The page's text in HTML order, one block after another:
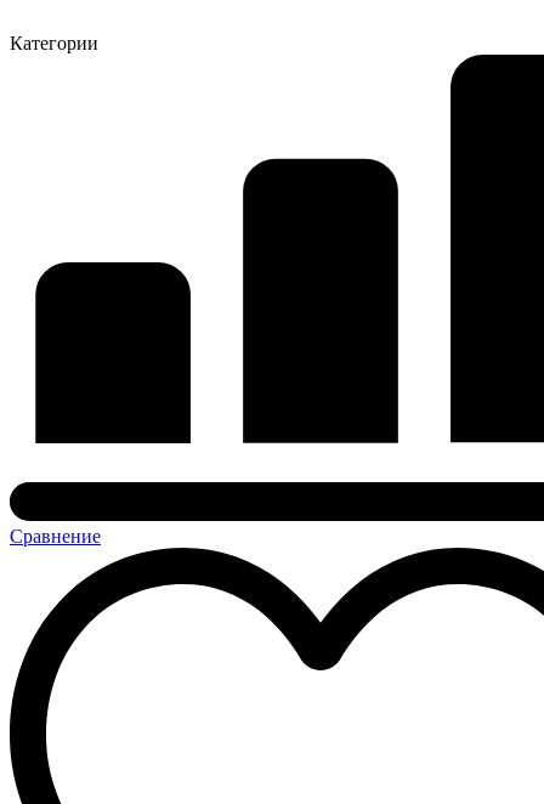
Категории
Сравнение